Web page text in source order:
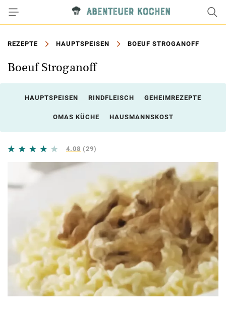
REZEPTE HAUPTSPEISEN BOEUF STROGANOFF
Boeuf Stroganoff
HAUPTSPEISEN RINDFLEISCH GEHEIMREZEPTE
OMAS KÜCHE HAUSMANNSKOST
4.08 (29)